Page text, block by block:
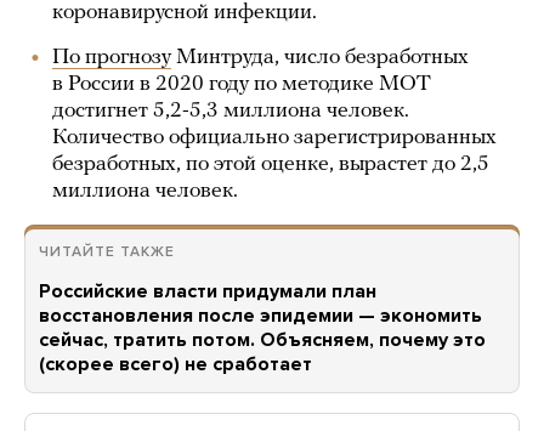
коронавирусной инфекции.
По прогнозуМинтруда, число безработных
в России в 2020 году по методике МОТ
достигнет 5,2-5,3 миллиона человек.
Количество официально зарегистрированных
безработных, по этой оценке, вырастет до 2,5
миллиона человек.
ЧИТАЙТЕ ТАКЖЕ
Российские власти придумали план
восстановления после эпидемии — экономить
сейчас, тратить потом. Объясняем, почему это
(скорее всего) не сработает